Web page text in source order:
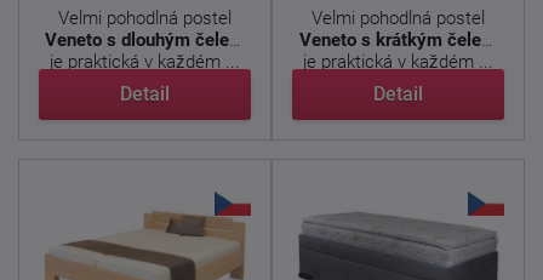
Velmi pohodlná postel
Veneto s dlouhým čelem
je praktická v každém ...
Detail
Velmi pohodlná postel
Veneto s krátkým čelem
je praktická v každém ...
Detail